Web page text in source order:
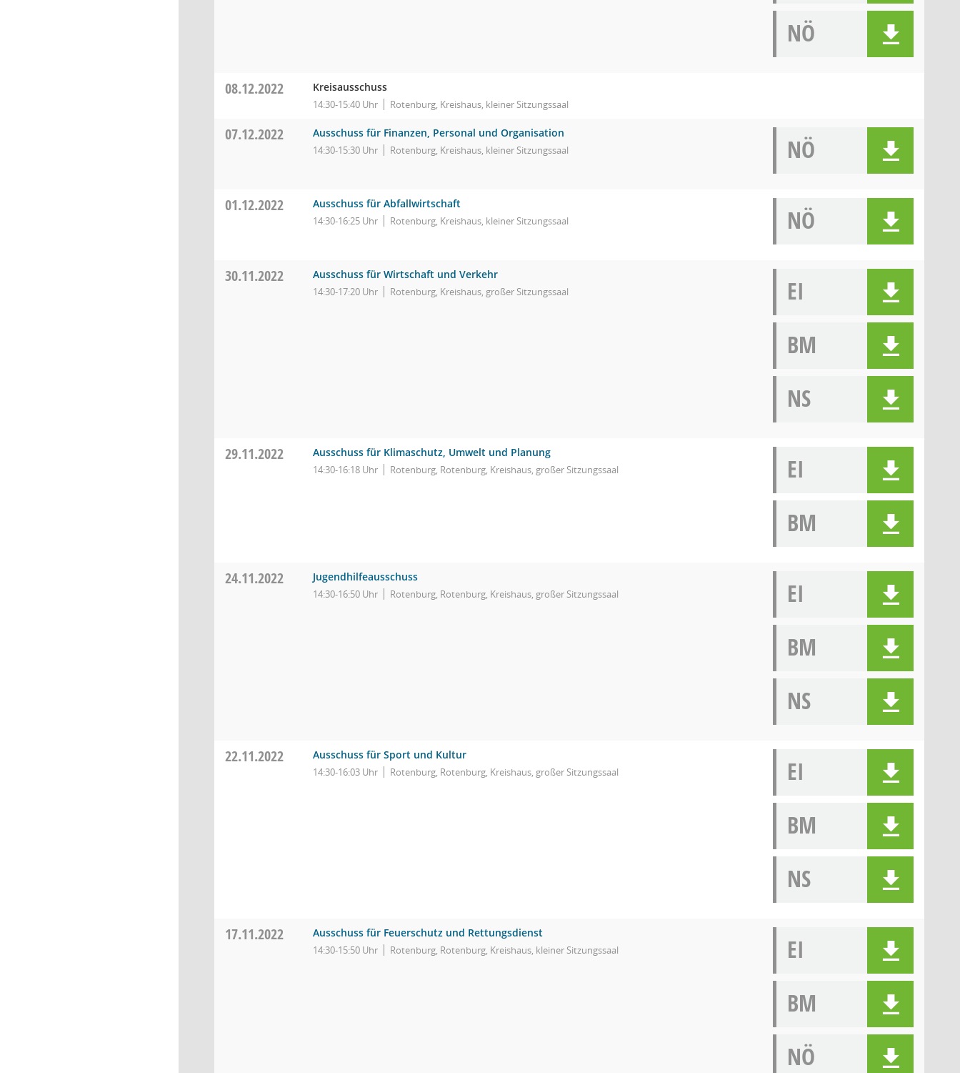
NÖ
08.12.2022 Kreisausschuss
14:30-15:40 Uhr Rotenburg, Kreishaus, kleiner Sitzungssaal
07.12.2022 Ausschuss für Finanzen, Personal und Organisation
14:30-15:30 Uhr Rotenburg, Kreishaus, kleiner Sitzungssaal NÖ
01.12.2022 Ausschuss für Abfallwirtschaft
14:30-16:25 Uhr Rotenburg, Kreishaus, kleiner Sitzungssaal NÖ
30.11.2022 Ausschuss für Wirtschaft und Verkehr
14:30-17:20 Uhr Rotenburg, Kreishaus, großer Sitzungssaal
EI
BM
NS
29.11.2022 Ausschuss für Klimaschutz, Umwelt und Planung
14:30-16:18 Uhr Rotenburg, Rotenburg, Kreishaus, großer Sitzungssaal
EI
BM
24.11.2022 Jugendhilfeausschuss
14:30-16:50 Uhr Rotenburg, Rotenburg, Kreishaus, großer Sitzungssaal
EI
BM
NS
22.11.2022 Ausschuss für Sport und Kultur
14:30-16:03 Uhr Rotenburg, Rotenburg, Kreishaus, großer Sitzungssaal
EI
BM
NS
17.11.2022 Ausschuss für Feuerschutz und Rettungsdienst
14:30-15:50 Uhr Rotenburg, Rotenburg, Kreishaus, kleiner Sitzungssaal
EI
BM
NÖ